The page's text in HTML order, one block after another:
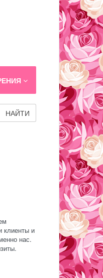
НАЙТИ
клиенты и
нас.